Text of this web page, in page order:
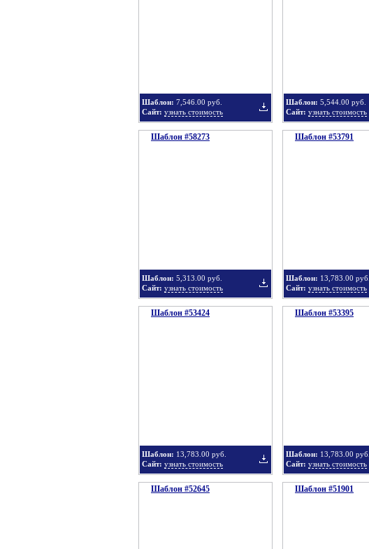
Шаблон: 7,546.00 руб.
Сайт: узнать стоимость
Шаблон: 5,544.00 руб.
Сайт: узнать стоимость
Шаблон #58273
Шаблон: 5,313.00 руб.
Сайт: узнать стоимость
Шаблон #53791
Шаблон: 13,783.00 руб.
Сайт: узнать стоимость
Шаблон #53424
Шаблон: 13,783.00 руб.
Сайт: узнать стоимость
Шаблон #53395
Шаблон: 13,783.00 руб.
Сайт: узнать стоимость
Шаблон #52645 Шаблон #51901